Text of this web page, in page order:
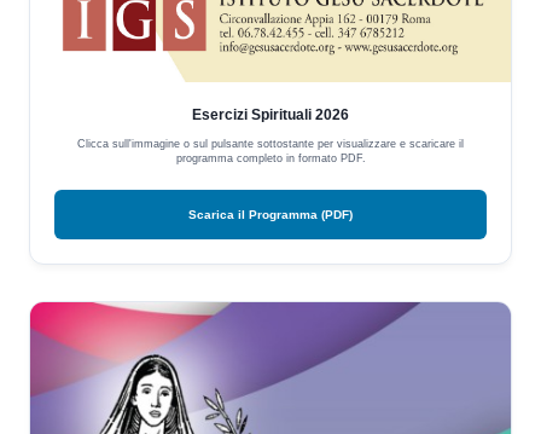
Esercizi Spirituali 2026
Clicca sull'immagine o sul pulsante sottostante per visualizzare e scaricare il
programma completo in formato PDF.
Scarica il Programma (PDF)